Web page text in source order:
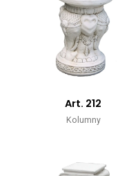
Art. 212
Kolumny